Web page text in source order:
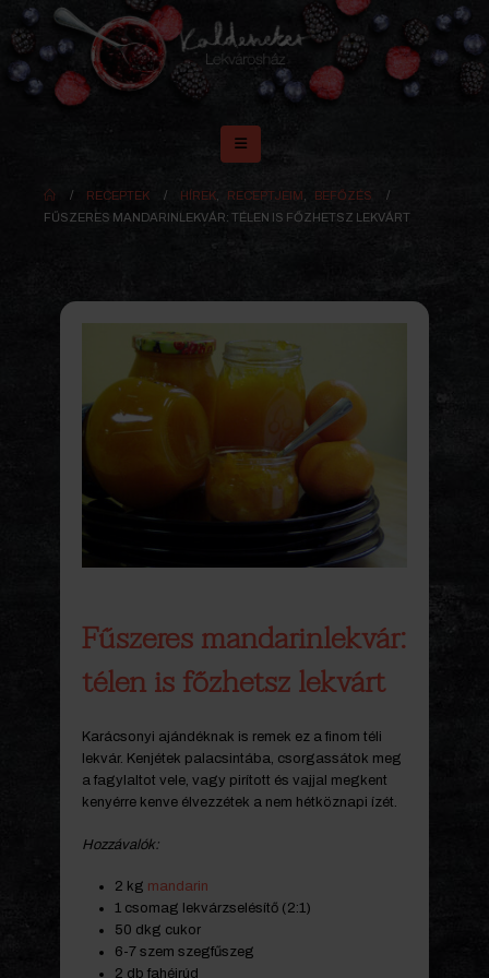
RECEPTEK HÍREK RECEPTJEIM
BEFŐZÉS
FŰSZERES MANDARINLEKVÁR: TÉLEN IS FŐZHETSZ LEKVÁRT
Fűszeres mandarinlekvár:
télen is főzhetsz lekvárt
Karácsonyi ajándéknak is remek ez a finom téli
lekvár. Kenjétek palacsintába, csorgassátok meg
a fagylaltot vele, vagy pirított és vajjal megkent
kenyérre kenve élvezzétek a nem hétköznapi ízét.
Hozzávalók:
2 kg mandarin
1 csomag lekvárzselésítő (2:1)
50 dkg cukor
6-7 szem szegfűszeg
2 db fahéjrúd